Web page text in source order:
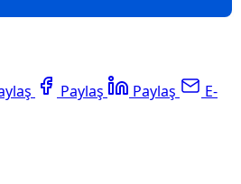
Paylaş Paylaş
E-